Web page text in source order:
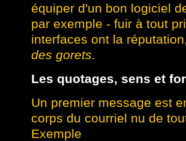
équiper d'un bon logiciel
par exemple - fuir à tout
interfaces ont la
des gorets.
Les quotages, sens et
Un premier message est
corps du courriel nu de
Exemple